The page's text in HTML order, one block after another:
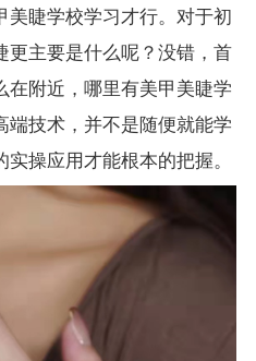
美睫学校学习才行。对于初
更主要是什么呢？没错，首
在附近，哪里有美甲美睫学
端技术，并不是随便就能学
操应用才能根本的把握。